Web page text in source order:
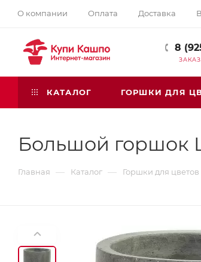
О компании Оплата Доставка
8
КАТАЛОГ ГОРШКИ ДЛЯ
Большой горшок
Главная — Каталог — Горшки для цветов